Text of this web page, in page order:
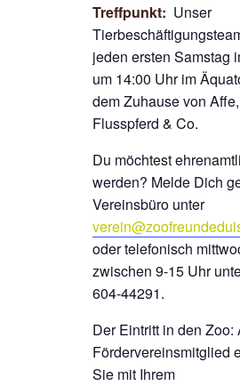
Treffpunkt: Unser
jeden ersten Samstag
um 14:00 Uhr im
dem Zuhause von Affe,
Flusspferd & Co.
Du möchtest
werden? Melde Dich
Vereinsbüro unter
oder telefonisch
zwischen 9-15 Uhr
604-44291.
Der Eintritt in den Zoo:
Fördervereinsmitglied
Sie mit Ihrem